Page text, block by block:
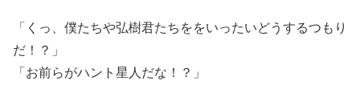
「くっ、僕たちや弘樹君たちををいったいどうするつもり
だ！？」
「お前らがハント星人だな！？」